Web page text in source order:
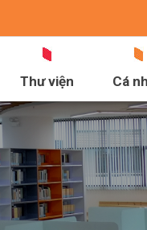
Thư viện Cá